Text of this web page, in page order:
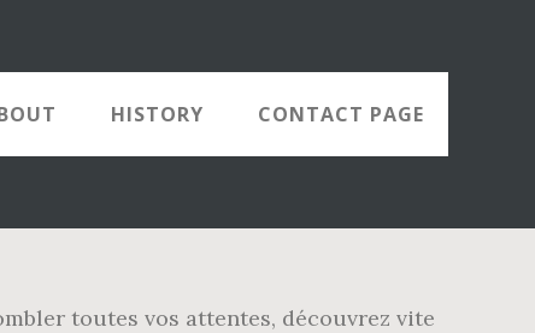
HISTORY CONTACT PAGE
toutes vos attentes, découvrez vite